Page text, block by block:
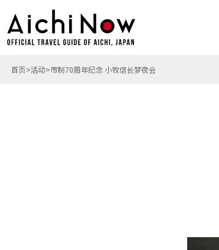
首页 活动 市制70周年纪念 小牧信长梦夜会